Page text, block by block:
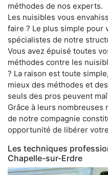
méthodes de nos experts.
Les nuisibles vous
faire ? Le plus simple pour
spécialistes de notre
Vous avez épuisé toutes
méthodes contre les
? La raison est toute
mieux des méthodes et
seuls des pros peuvent
Grâce à leurs
de notre compagnie
opportunité de libérer
Les techniques
Chapelle-sur-Erdre